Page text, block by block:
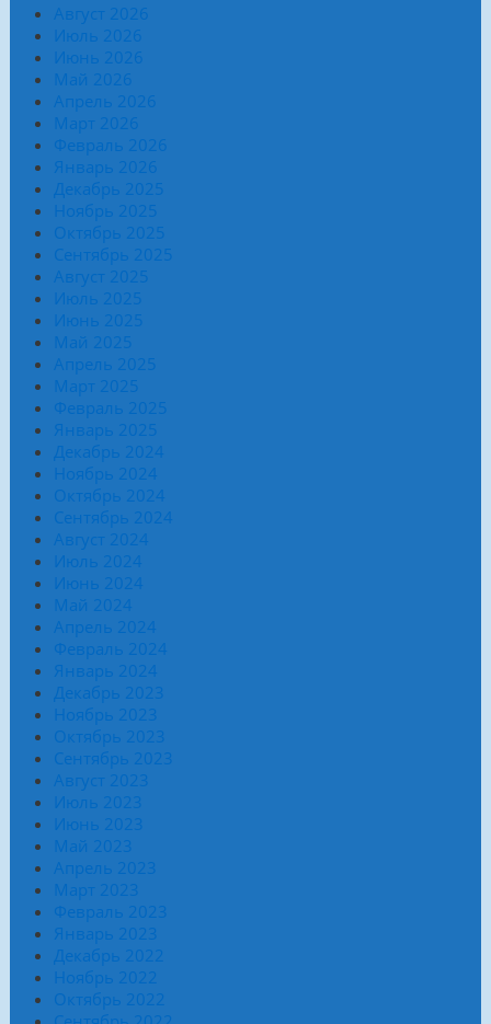
Август 2026
Июль 2026
Июнь 2026
Май 2026
Апрель 2026
Март 2026
Февраль 2026
Январь 2026
Декабрь 2025
Ноябрь 2025
Октябрь 2025
Сентябрь 2025
Август 2025
Июль 2025
Июнь 2025
Май 2025
Апрель 2025
Март 2025
Февраль 2025
Январь 2025
Декабрь 2024
Ноябрь 2024
Октябрь 2024
Сентябрь 2024
Август 2024
Июль 2024
Июнь 2024
Май 2024
Апрель 2024
Февраль 2024
Январь 2024
Декабрь 2023
Ноябрь 2023
Октябрь 2023
Сентябрь 2023
Август 2023
Июль 2023
Июнь 2023
Май 2023
Апрель 2023
Март 2023
Февраль 2023
Январь 2023
Декабрь 2022
Ноябрь 2022
Октябрь 2022